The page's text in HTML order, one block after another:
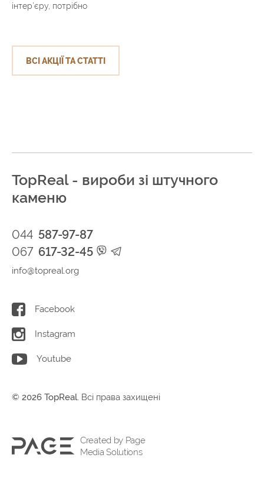
інтер’єру, потрібно
ВСІ АКЦІЇ ТА СТАТТІ
TopReal - вироби зі штучного
каменю
044 587-97-87
067 617-32-45
info@topreal.org
Facebook
Instagram
Youtube
© 2026 TopReal. Всі права захищені
Created by Page
Media Solutions